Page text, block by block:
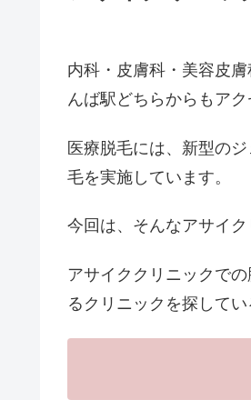
内科・皮膚科・美容皮
んば駅どちらからもア
医療脱毛には、新型の
毛を実施しています。
今回は、そんなアサイ
アサイククリニックで
るクリニックを探して